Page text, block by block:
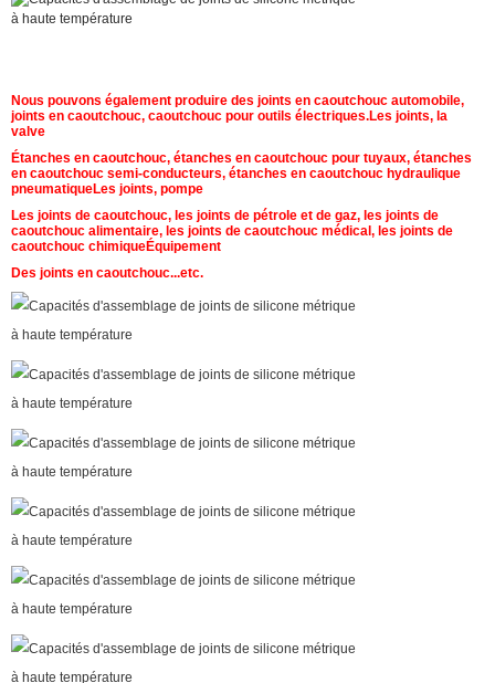
Nous pouvons également produire des joints en caoutchouc automobile,
joints en caoutchouc, caoutchouc pour outils électriques.Les joints, la
valve
Étanches en caoutchouc, étanches en caoutchouc pour tuyaux, étanches
en caoutchouc semi-conducteurs, étanches en caoutchouc hydraulique
pneumatiqueLes joints, pompe
Les joints de caoutchouc, les joints de pétrole et de gaz, les joints de
caoutchouc alimentaire, les joints de caoutchouc médical, les joints de
caoutchouc chimiqueÉquipement
Des joints en caoutchouc...etc.